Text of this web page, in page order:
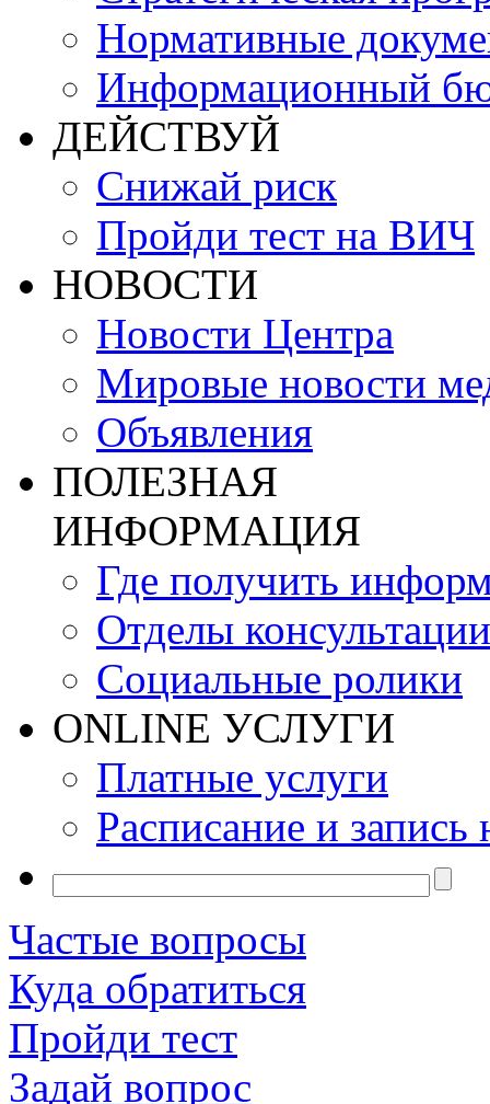
Нормативные
Информационный
ДЕЙСТВУЙ
Снижай риск
Пройди тест на ВИЧ
НОВОСТИ
Новости Центра
Мировые новости
Объявления
ПОЛЕЗНАЯ
ИНФОРМАЦИЯ
Где получить
Отделы консультации
Социальные ролики
ONLINE УСЛУГИ
Платные услуги
Расписание и запись
Частые вопросы
Куда обратиться
Пройди тест
Задай вопрос